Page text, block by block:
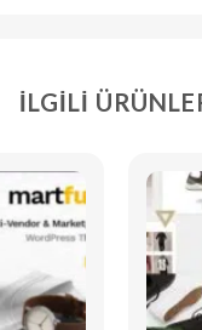
İLGILI